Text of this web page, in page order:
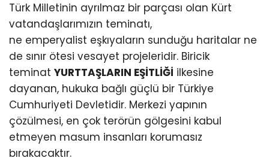
Türk Milletinin ayrılmaz bir parçası olan Kürt
vatandaşlarımızın teminatı,
ne emperyalist eşkıyaların sunduğu haritalar ne
de sınır ötesi vesayet projeleridir. Biricik
teminat YURTTAŞLARIN EŞİTLİĞİ ilkesine
dayanan, hukuka bağlı güçlü bir Türkiye
Cumhuriyeti Devletidir. Merkezi yapının
çözülmesi, en çok terörün gölgesini kabul
etmeyen masum insanları korumasız
bırakacaktır.